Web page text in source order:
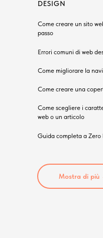
Mostra di più
Come creare un sito
passo
Errori comuni di web
Come migliorare la
Come creare una
Come scegliere i
web o un articolo
Guida completa a Zero
DESIGN